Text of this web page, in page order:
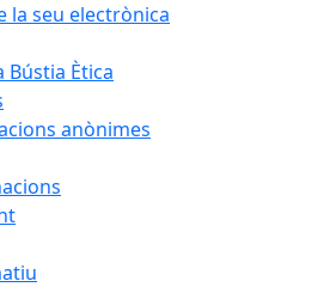
la seu electrònica
Bústia Ètica
anònimes